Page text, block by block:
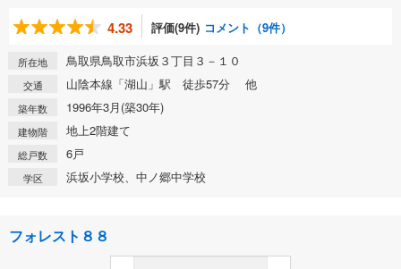
4.33 評価(9件) コメント（9件）
所在地 鳥取県鳥取市浜坂３丁目３－１０
交通 山陰本線「湖山」駅 徒歩57分 他
築年数 1996年3月(築30年)
建物階 地上2階建て
総戸数 6戸
学区 浜坂小学校、中ノ郷中学校
フォレスト８８